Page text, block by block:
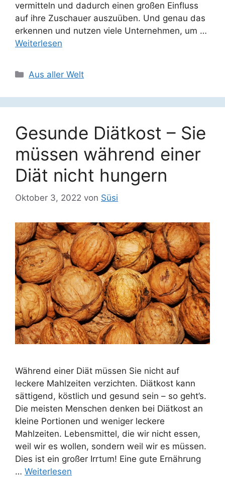
vermitteln und dadurch einen großen Einfluss
auf ihre Zuschauer auszuüben. Und genau das
erkennen und nutzen viele Unternehmen, um …
Weiterlesen
Kategorien
Aus aller Welt
Gesunde Diätkost – Sie
müssen während einer
Diät nicht hungern
Oktober 3, 2022 von Süsi
Während einer Diät müssen Sie nicht auf
leckere Mahlzeiten verzichten. Diätkost kann
sättigend, köstlich und gesund sein – so geht’s.
Die meisten Menschen denken bei Diätkost an
kleine Portionen und weniger leckere
Mahlzeiten. Lebensmittel, die wir nicht essen,
weil wir es wollen, sondern weil wir es müssen.
Dies ist ein großer Irrtum! Eine gute Ernährung
… Weiterlesen